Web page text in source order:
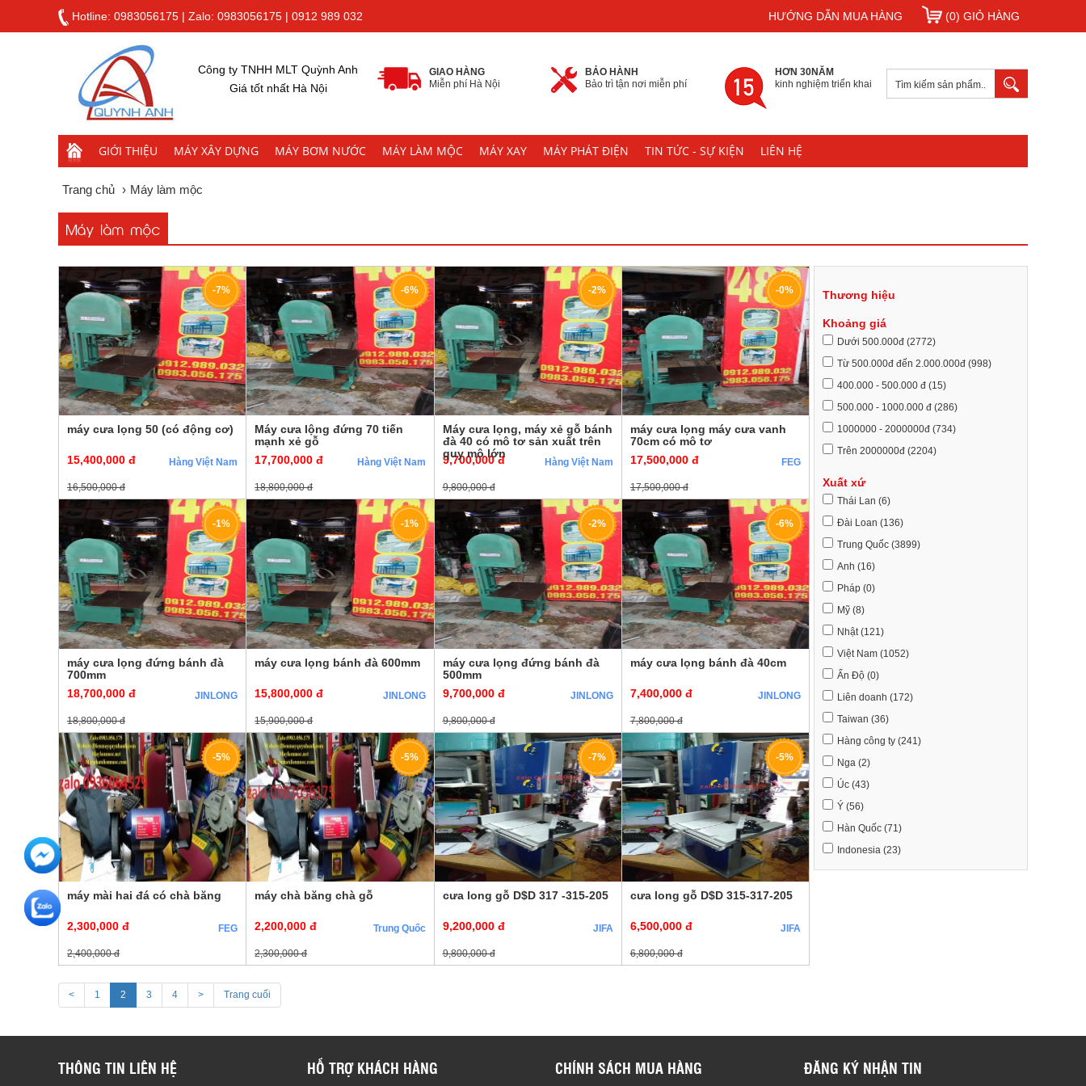
Hotline: 0983056175 | Zalo: 0983056175 | 0912 989 032 HƯỚNG DẪN MUA HÀNG (0) GIỎ HÀNG
Công ty TNHH MLT Quỳnh Anh
Giá tốt nhất Hà Nội
GIAO HÀNG
Miễn phí Hà Nội
BẢO HÀNH
Bảo trì tận nơi miễn phí
HƠN 30NĂM
kinh nghiệm triển khai
GIỚI THIỆU MÁY XÂY DỰNG MÁY BƠM NƯỚC MÁY LÀM MỘC MÁY XAY MÁY PHÁT ĐIỆN TIN TỨC - SỰ KIỆN LIÊN HỆ
Trang chủ › Máy làm mộc
Máy làm mộc
-7%
máy cưa lọng 50 (có động cơ)
15,400,000 đ
16,500,000 đ
Hàng Việt Nam
-6%
Máy cưa lộng đứng 70 tiến
mạnh xẻ gỗ
17,700,000 đ
18,800,000 đ
Hàng Việt Nam
-2%
Máy cưa lọng, máy xẻ gỗ bánh
đà 40 có mô tơ sản xuất trên
quy mô lớn
9,700,000 đ
9,800,000 đ
Hàng Việt Nam
-0%
máy cưa lọng máy cưa vanh
70cm có mô tơ
17,500,000 đ
17,500,000 đ
FEG
-1%
máy cưa lọng đứng bánh đà
700mm
18,700,000 đ
18,800,000 đ
JINLONG
-1%
máy cưa lọng bánh đà 600mm
15,800,000 đ
15,900,000 đ
JINLONG
-2%
máy cưa lọng đứng bánh đà
500mm
9,700,000 đ
9,800,000 đ
JINLONG
-6%
máy cưa lọng bánh đà 40cm
7,400,000 đ
7,800,000 đ
JINLONG
-5%
máy mài hai đá có chà băng
2,300,000 đ
2,400,000 đ
FEG
-5%
máy chà băng chà gỗ
2,200,000 đ
2,300,000 đ
Trung Quốc
-7%
cưa long gỗ D$D 317 -315-205
9,200,000 đ
9,800,000 đ
JIFA
-5%
cưa long gỗ D$D 315-317-205
6,500,000 đ
6,800,000 đ
JIFA
< 1 2 3 4 > Trang cuối
Thương hiệu
Khoảng giá
Dưới 500.000đ (2772)
Từ 500.000đ đến 2.000.000đ (998)
400.000 - 500.000 đ (15)
500.000 - 1000.000 đ (286)
1000000 - 2000000đ (734)
Trên 2000000đ (2204)
Xuất xứ
Thái Lan (6)
Đài Loan (136)
Trung Quốc (3899)
Anh (16)
Pháp (0)
Mỹ (8)
Nhật (121)
Việt Nam (1052)
Ấn Độ (0)
Liên doanh (172)
Taiwan (36)
Hàng công ty (241)
Nga (2)
Úc (43)
Ý (56)
Hàn Quốc (71)
Indonesia (23)
THÔNG TIN LIÊN HỆ HỖ TRỢ KHÁCH HÀNG CHÍNH SÁCH MUA HÀNG ĐĂNG KÝ NHẬN TIN